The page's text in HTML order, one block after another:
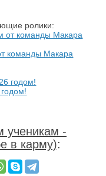
ролики:
команды Макара
ученикам -
в карму):